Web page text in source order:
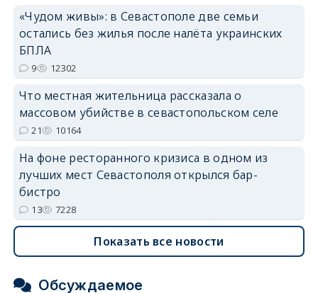
«Чудом живы»: в Севастополе две семьи
остались без жилья после налёта украинских
БПЛА
9 12302
Что местная жительница рассказала о
массовом убийстве в севастопольском селе
21 10164
На фоне ресторанного кризиса в одном из
лучших мест Севастополя открылся бар-
бистро
13 7228
Показать все новости
Обсуждаемое